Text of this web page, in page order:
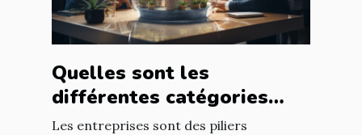
Quelles sont les
différentes catégories
d’entreprise ?
Les entreprises sont des piliers